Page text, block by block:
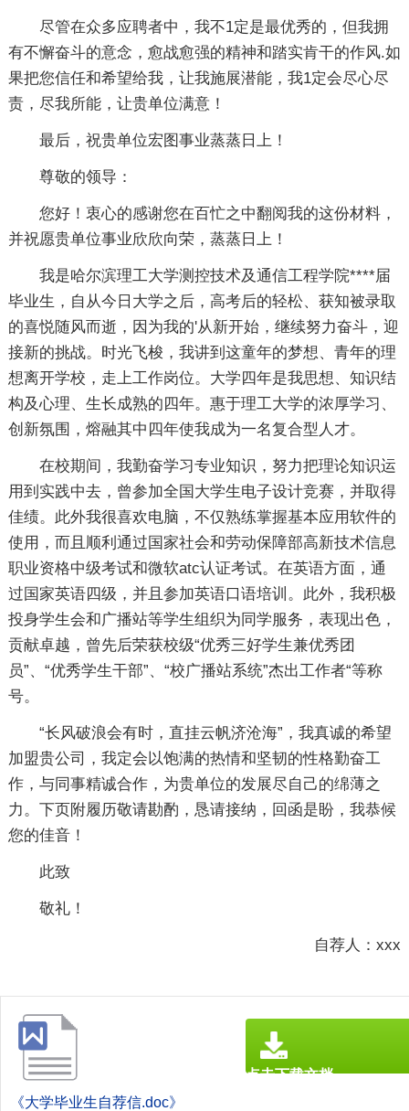
尽管在众多应聘者中，我不1定是最优秀的，但我拥
有不懈奋斗的意念，愈战愈强的精神和踏实肯干的作风.如
果把您信任和希望给我，让我施展潜能，我1定会尽心尽
责，尽我所能，让贵单位满意！
最后，祝贵单位宏图事业蒸蒸日上！
尊敬的领导：
您好！衷心的感谢您在百忙之中翻阅我的这份材料，
并祝愿贵单位事业欣欣向荣，蒸蒸日上！
我是哈尔滨理工大学测控技术及通信工程学院****届
毕业生，自从今日大学之后，高考后的轻松、获知被录取
的喜悦随风而逝，因为我的'从新开始，继续努力奋斗，迎
接新的挑战。时光飞梭，我讲到这童年的梦想、青年的理
想离开学校，走上工作岗位。大学四年是我思想、知识结
构及心理、生长成熟的四年。惠于理工大学的浓厚学习、
创新氛围，熔融其中四年使我成为一名复合型人才。
在校期间，我勤奋学习专业知识，努力把理论知识运
用到实践中去，曾参加全国大学生电子设计竞赛，并取得
佳绩。此外我很喜欢电脑，不仅熟练掌握基本应用软件的
使用，而且顺利通过国家社会和劳动保障部高新技术信息
职业资格中级考试和微软atc认证考试。在英语方面，通
过国家英语四级，并且参加英语口语培训。此外，我积极
投身学生会和广播站等学生组织为同学服务，表现出色，
贡献卓越，曾先后荣获校级“优秀三好学生兼优秀团
员”、“优秀学生干部”、“校广播站系统”杰出工作者“等称
号。
“长风破浪会有时，直挂云帆济沧海”，我真诚的希望
加盟贵公司，我定会以饱满的热情和坚韧的性格勤奋工
作，与同事精诚合作，为贵单位的发展尽自己的绵薄之
力。下页附履历敬请勘酌，恳请接纳，回函是盼，我恭候
您的佳音！
此致
敬礼！
自荐人：xxx
《大学毕业生自荐信.doc》
点击下载文档